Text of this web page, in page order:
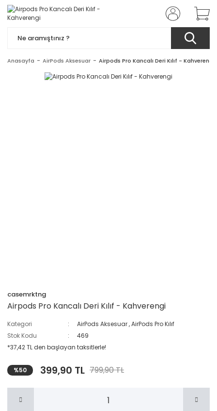
Anasayfa AirPods Aksesuar Airpods Pro Kancalı Deri Kılıf - Kahverengi
casemrktng
Airpods Pro Kancalı Deri Kılıf - Kahverengi
Kategori AirPods Aksesuar,AirPods Pro Kılıf
Stok Kodu
469
*37,42 TL den başlayan taksitlerle!
%50 399,90 TL 799,90 TL